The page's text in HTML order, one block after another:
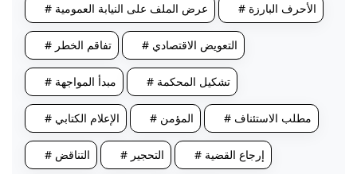
# عرض الملف على النيابة العمومية # الأحرف البارزة
# تفاقم الخطر # التعويض الاقتصادي
# مبدأ المواجهة # تشكيل المحكمة
# الإعلام الكتابي # المؤمن # مطلب الاستئناف
# التناقض # التحجير # إرجاع القضية